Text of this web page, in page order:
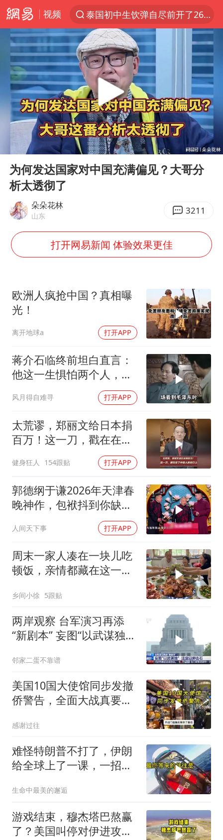
视频
泰国初中生饮弹自尽前开了26枪
“电影+”如何激发千亿级消费新活力？
预计“白海豚”明晚将在浙江舟山到福建福鼎一带沿海登陆
实时追踪台风白海豚
用AI造出新病毒意味着什么
美股创4月份以来最大单周涨幅
云南一地过火把节意外灼伤16人
俄黑客称掌握北约直接参与袭俄证据
泰国校园枪击事件已致8死30余伤
2名小孩玩手机低头幅度近乎折叠
胡彦斌获《歌手2026》歌王
老人离世案亲属质疑记录仪
38岁演员求职万岁山NPC成功
夯实基础开新局
Play
00:00 07:01
为何发达国家对中国充满偏见？大哥分
析太透彻了
朵朵花林
山东 3211
打开网易新闻 体验效果更佳
欧洲人疯抢中国？真相曝
光！
离开地球a 打开APP
蒋介石临终前坦白直言：
他这一生惧怕两个人，却
风月得自难寻 打开APP
太荒谬，郑丽文给日本捐
百万！这一刀，戳在在了
健身狂人 154跟贴 打开APP
郭德纲于谦2026年天津春
晚神作，包袱抖到你缺氧
人间天下事 打开APP
周末一家人凑在一块儿吃
顿饭，亲情都藏在这一饭
乡间小徐 5跟贴
两岸观察 台军演习再添
“新剧本” 妄图“以武谋独”
邻家二蛋不靠谱
美国10国大使馆同步发撤
侨警告，全面大战真要来
感谢过往
难怪特朗普不打了，伊朗
给全球上了一课，一招吃
生命中最美的邂逅
游戏结束，穆杰塔巴熬赢
了？美国叫停对伊进攻，